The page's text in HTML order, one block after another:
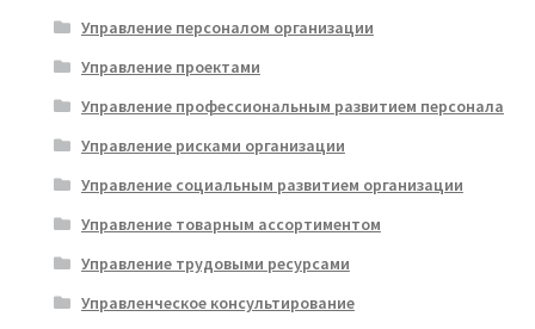
Управление персоналом организации
Управление проектами
Управление профессиональным развитием персонала
Управление рисками организации
Управление социальным развитием организации
Управление товарным ассортиментом
Управление трудовыми ресурсами
Управленческое консультирование